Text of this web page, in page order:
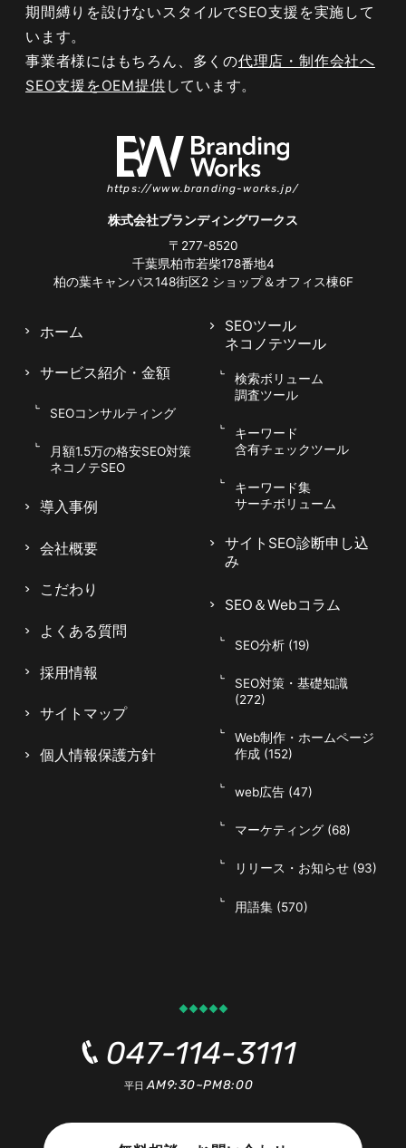
期間縛りを設けないスタイルでSEO支援を実施して
います。
事業者様にはもちろん、多くの代理店・制作会社へ
SEO支援をOEM提供 しています。
https://www.branding-works.jp/
株式会社ブランディングワークス
〒277-8520
千葉県柏市若柴178番地4
柏の葉キャンパス148街区2 ショップ＆オフィス棟6F
ホーム
サービス紹介 ・金額
SEOコンサルティング
月額1.5万の格安SEO対策
ネコノテSEO
導入事例
会社概要
こだわり
よくある質問
採用情報
サイトマップ
個人情報保護方針
SEOツール
ネコノテツール
検索ボリューム
調査ツール
キーワード
含有チェックツール
キーワード集
サーチボリューム
サイトSEO診断申し込
み
SEO＆Webコラム
SEO分析 (19)
SEO対策・基礎知識
(272)
Web制作・ホームページ
作成 (152)
web広告 (47)
マーケティング (68)
リリース・お知らせ (93)
用語集 (570)
047-114-3111
平日AM9:30~PM8:00